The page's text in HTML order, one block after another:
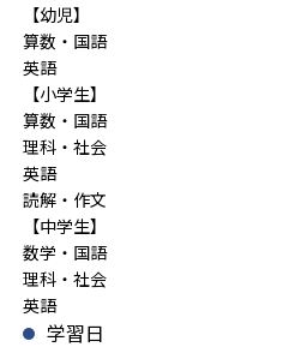
【幼児】
算数・国語
英語
【小学生】
算数・国語
理科・社会
英語
読解・作文
【中学生】
数学・国語
理科・社会
英語
学習日